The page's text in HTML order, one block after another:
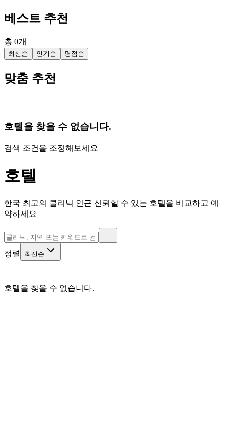
베스트 추천
총 0개
최신순 인기순 평점순
맞춤 추천
호텔을 찾을 수 없습니다.
검색 조건을 조정해보세요
호텔
한국 최고의 클리닉 인근 신뢰할 수 있는 호텔을 비교하고 예
약하세요
정렬 최신순
호텔을 찾을 수 없습니다.